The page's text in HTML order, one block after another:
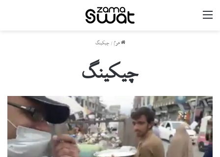
ھوم / چیکینگ
چیکینگ